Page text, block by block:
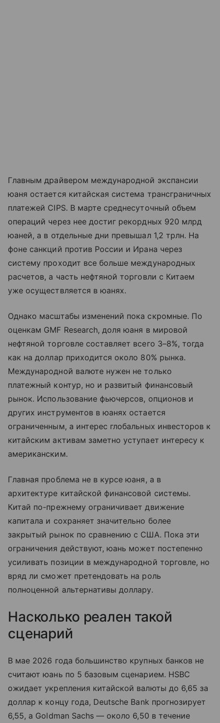
Главным драйвером международной экспансии
юаня остается китайская система трансграничных
платежей CIPS. В марте среднесуточный объем
операций через нее достиг рекордных 920 млрд
юаней, а в отдельные дни превышал 1,2 трлн. На
фоне санкций против России и Ирана через
систему проходит все больше международных
расчетов, а часть нефтяной торговли с Китаем
уже осуществляется в юанях.
Однако масштабы изменений пока скромные. По
оценкам GMF Research, доля юаня в мировой
нефтяной торговле составляет всего 3–8%, тогда
как на доллар приходится около 80% рынка.
Международной валюте нужен не только
платежный контур, но и развитый финансовый
рынок. Использование фьючерсов, опционов и
других инструментов в юанях остается
ограниченным, а интерес глобальных инвесторов к
китайским активам заметно уступает интересу к
американским.
Главная проблема не в курсе юаня, а в
архитектуре китайской финансовой системы.
Китай по-прежнему ограничивает движение
капитала и сохраняет значительно более
закрытый рынок по сравнению с США. Пока эти
ограничения действуют, юань может постепенно
усиливать позиции в международной торговле, но
вряд ли сможет претендовать на роль
полноценной альтернативы доллару.
Насколько реален такой
сценарий
В мае 2026 года большинство крупных банков не
считают юань по 5 базовым сценарием. HSBC
ожидает укрепления китайской валюты до 6,65 за
доллар к концу года, Deutsche Bank прогнозирует
6,55, а Goldman Sachs — около 6,50 в течение